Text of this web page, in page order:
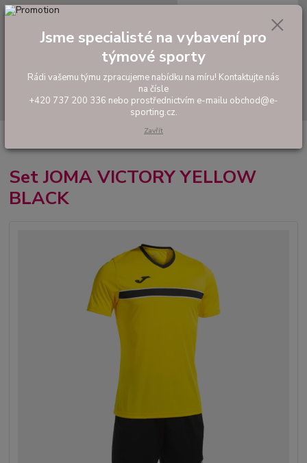
Hledat
tel: +420 737 200 336
0,00 Kč
Tréninkové oblečení
JOMA VICTORY YELLOW BLACK
Set JOMA VICTORY YELLOW
BLACK
Jsme specialisté na vybavení pro
týmové sporty
Rádi vašemu týmu zpracujeme nabídku na míru! Kontaktujte nás
na čísle
+420 737 200 336 nebo prostřednictvím e-mailu obchod@e-
sporting.cz.
Zavřít